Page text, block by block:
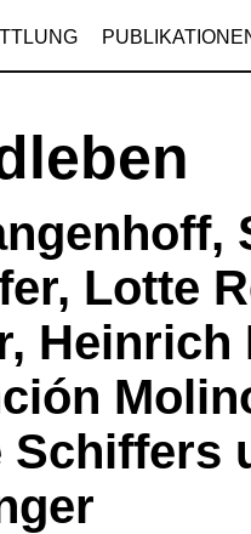
Lotte
Heinrich
Schiffers